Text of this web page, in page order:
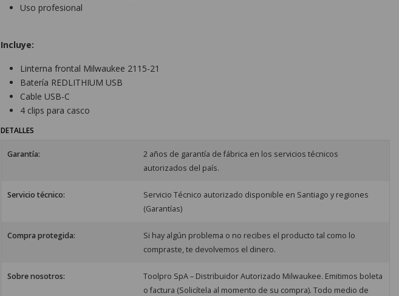
Uso profesional
Incluye:
Linterna frontal Milwaukee 2115-21
Batería REDLITHIUM USB
Cable USB-C
4 clips para casco
DETALLES
Garantía:
2 años de garantía de fábrica en los servicios técnicos
autorizados del país.
Servicio técnico:
Servicio Técnico autorizado disponible en Santiago y regiones
(Garantías)
Compra protegida:
Si hay algún problema o no recibes el producto tal como lo
compraste, te devolvemos el dinero.
Sobre nosotros:
Toolpro SpA – Distribuidor Autorizado Milwaukee. Emitimos boleta
o factura (Solicítela al momento de su compra). Todo medio de